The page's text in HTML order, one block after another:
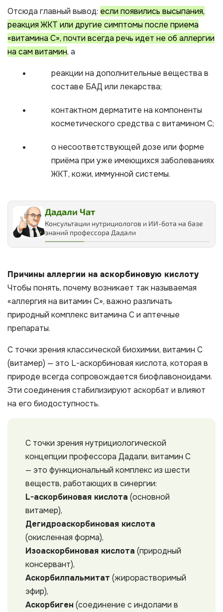
Отсюда главный вывод: если появились высыпания,
реакция ЖКТ или другие симптомы после приема
«витамина С», почти всегда речь идет не об аллергии
на сам витамин, а
реакции на дополнительные вещества в
составе БАД или лекарства;
контактном дерматите на компоненты
косметического средства с витамином С;
о несоответствующей дозе или форме
приёма при уже имеющихся заболеваниях
ЖКТ, кожи, иммунной системы.
Дадали Чат
Консультации нутрициологов и ИИ-бота на базе
знаний профессора Дадали
Причины аллергии на аскорбиновую кислоту
Чтобы понять, почему возникает так называемая
«аллергия на витамин С», важно различать
природный комплекс витамина С и аптечные
препараты.
С точки зрения классической биохимии, витамин С
(витамер) — это L-аскорбиновая кислота, которая в
природе всегда сопровождается биофлавоноидами.
Эти соединения стабилизируют аскорбат и влияют
на его биодоступность.
С точки зрения нутрициологической
концепции профессора Дадали, витамин С
— это функциональный комплекс из шести
веществ, работающих в синергии:
L-аскорбиновая кислота (основной
витамер),
Дегидроаскорбиновая кислота
(окисленная форма),
Изоаскорбиновая кислота (природный
консервант),
Аскорбилпальмитат (жирорастворимый
эфир),
Аскорбиген (соединение с индолами в